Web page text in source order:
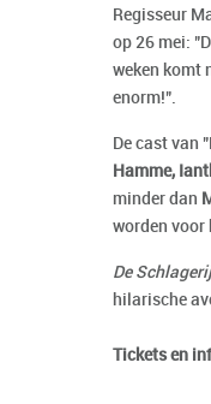
Regisseur
op 26 mei:
weken komt
enorm!".
De cast van
Hamme,
minder dan
worden voor
De Schlagerij
hilarische
Tickets en